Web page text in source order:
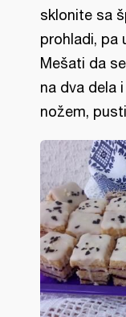
sklonite sa
prohladi, pa
Mešati da
na dva dela
nožem,